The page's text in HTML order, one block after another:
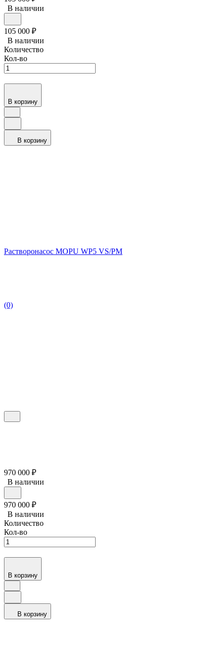
В наличии
105 000 ₽
В наличии
Количество
Кол-во
В корзину
В корзину
Растворонасос MOPU WP5 VS/PM
(0)
970 000 ₽
В наличии
970 000 ₽
В наличии
Количество
Кол-во
В корзину
В корзину